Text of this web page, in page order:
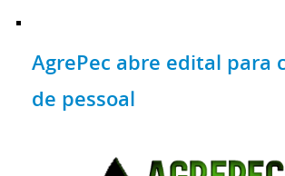
AgrePec abre edital para
de pessoal